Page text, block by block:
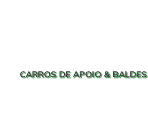
CARROS DE APOIO &